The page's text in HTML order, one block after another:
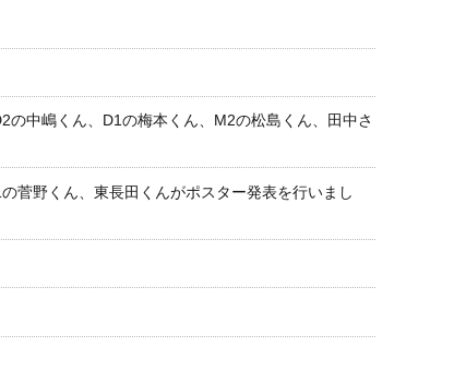
中嶋くん、D1の梅本くん、M2の松島くん、田中さ
菅野くん、東長田くんがポスター発表を行いまし